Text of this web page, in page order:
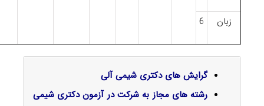
زبان 6
گرایش‌ های دکتری شیمی آلی
رشته های مجاز به شرکت در آزمون دکتری شیمی